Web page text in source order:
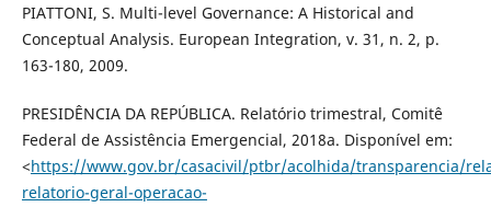
PIATTONI, S. Multi-level Governance: A Historical and
Conceptual Analysis. European Integration, v. 31, n. 2, p.
163-180, 2009.
PRESIDÊNCIA DA REPÚBLICA. Relatório trimestral, Comitê
Federal de Assistência Emergencial, 2018a. Disponível em:
<https://www.gov.br/casacivil/ptbr/acolhida/transparencia/
relatorio-geral-operacao-